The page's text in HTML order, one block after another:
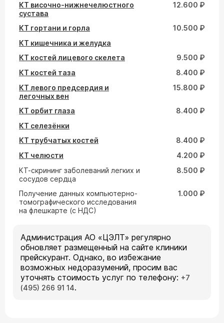
КТ височно-нижнечелюстного
сустава
12.600 ₽
КТ гортани и горла
10.500 ₽
КТ кишечника и желудка
КТ костей лицевого скелета
9.500 ₽
КТ костей таза
8.400 ₽
КТ левого предсердия и
легочных вен
15.800 ₽
КТ орбит глаза
8.400 ₽
КТ селезёнки
КТ трубчатых костей
8.400 ₽
КТ челюсти
4.200 ₽
КТ-скрининг заболеваний легких и
сосудов сердца
8.500 ₽
Получение данных компьютерно-
томографического исследования
на флешкарте (с НДС)
1.000 ₽
Администрация АО «ЦЭЛТ» регулярно
обновляет размещенный на сайте клиники
прейскурант. Однако, во избежание
возможных недоразумений, просим вас
уточнять стоимость услуг по телефону: +7
(495) 266 91 14.